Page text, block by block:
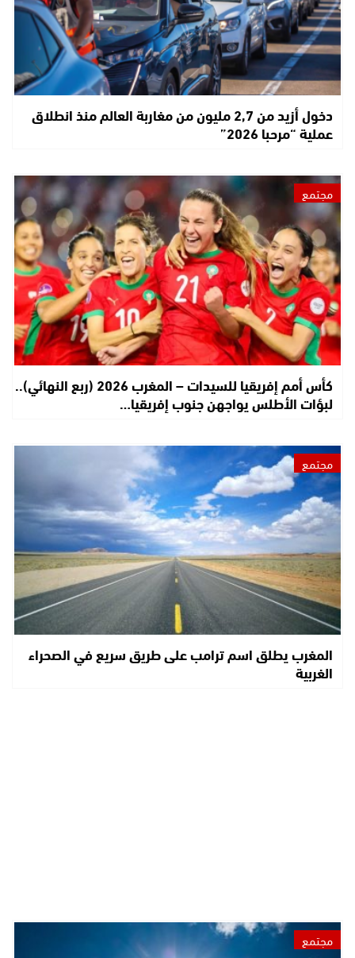
دخول أزيد من 2,7 مليون من مغاربة العالم منذ انطلاق
عملية “مرحبا 2026”
مجتمع
كأس أمم إفريقيا للسيدات – المغرب 2026 (ربع النهائي)..
لبؤات الأطلس يواجهن جنوب إفريقيا…
مجتمع
المغرب يطلق اسم ترامب على طريق سريع في الصحراء
الغربية
مجتمع